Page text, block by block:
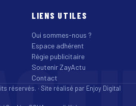
LIENS UTILES
Qui sommes-nous ?
Espace adhérent
Régie publicitaire
Soutenir ZayActu
Contact
réservés. · Site réalisé par Enjoy Digital